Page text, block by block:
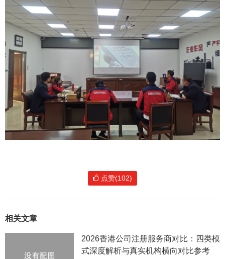
点赞(102)
相关文章
2026香港公司注册服务商对比：四类模
式深度解析与真实机构横向对比参考